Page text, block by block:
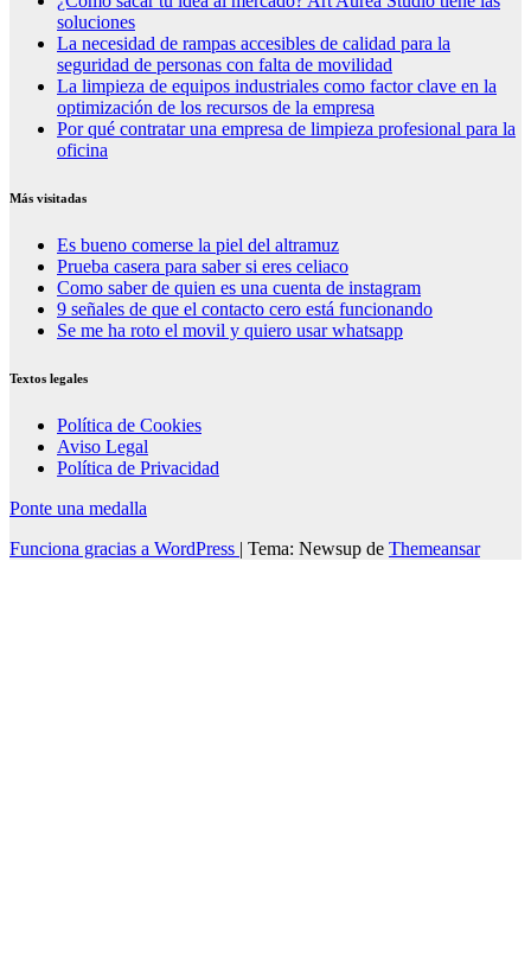
soluciones
La necesidad de rampas accesibles de calidad para la
seguridad de personas con falta de movilidad
La limpieza de equipos industriales como factor clave en la
optimización de los recursos de la empresa
Por qué contratar una empresa de limpieza profesional para la
oficina
Más visitadas
Es bueno comerse la piel del altramuz
Prueba casera para saber si eres celiaco
Como saber de quien es una cuenta de instagram
9 señales de que el contacto cero está funcionando
Se me ha roto el movil y quiero usar whatsapp
Textos legales
Política de Cookies
Aviso Legal
Política de Privacidad
Ponte una medalla
Funciona gracias a WordPress | Tema: Newsup de Themeansar